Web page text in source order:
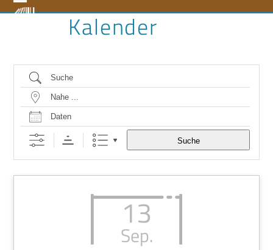
to Open
Close
Kalender
Suche
Nahe …
Daten
Suche
13
Sep.